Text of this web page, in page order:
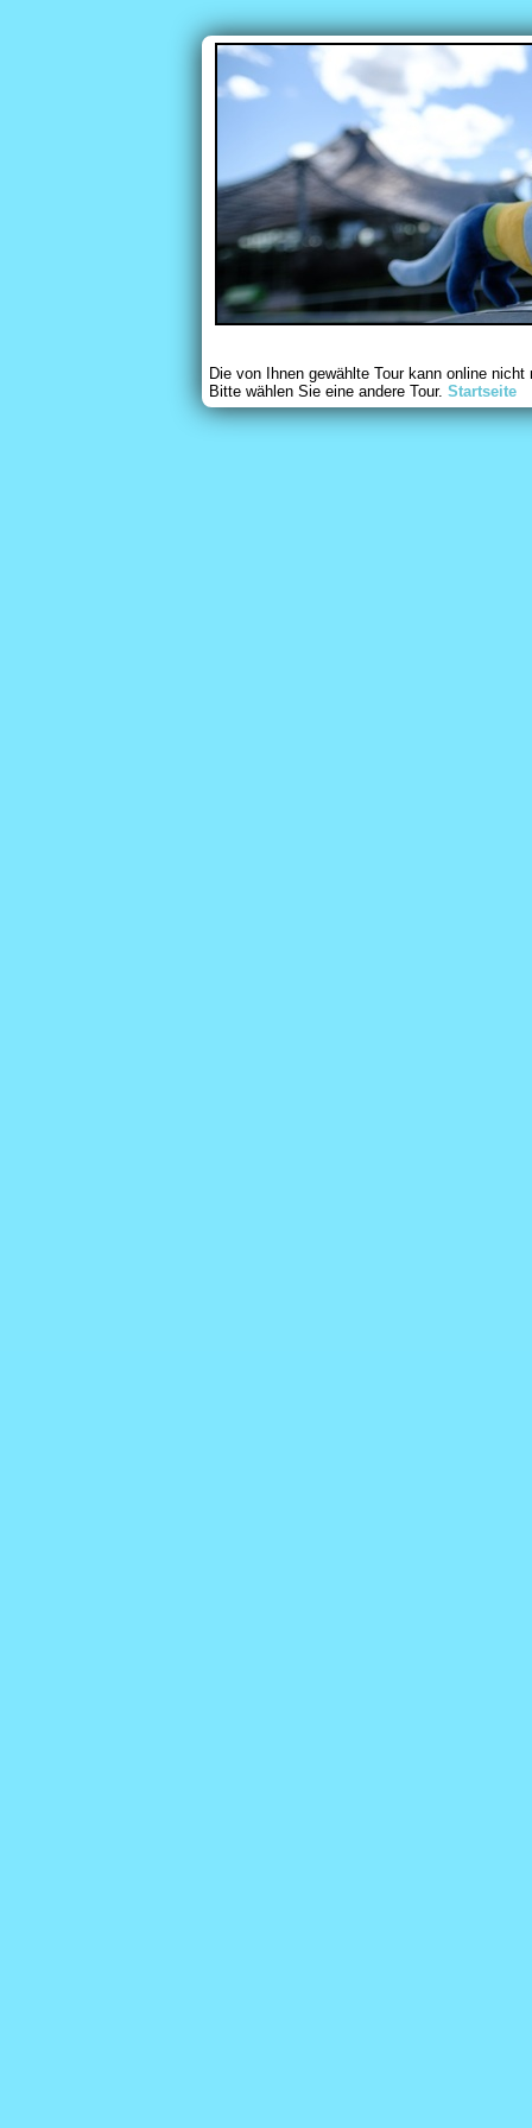
Die von Ihnen gewählte Tour kann online nicht
Bitte wählen Sie eine andere Tour. Startseite